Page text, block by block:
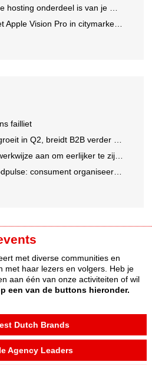
onderdeel is van je merkstrategie
Apple Vision Pro in citymarketing
failliet
Q2, breidt B2B verder uit en innoveert met AI
om eerlijker te zijn naar verkopers en consumenten
organiseert eet- en koopgedrag bewuster
met diverse communities en
met haar lezers en volgers. Heb je
aan één van onze activiteiten of wil
een van de buttons hieronder.
Dutch Brands
Agency Leaders